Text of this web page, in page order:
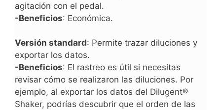
agitación con el pedal.
-Beneficios: Económica.
Versión standard: Permite trazar diluciones y
exportar los datos.
-Beneficios: El rastreo es útil si necesitas
revisar cómo se realizaron las diluciones. Por
ejemplo, al exportar los datos del Dilugent®
Shaker, podrías descubrir que el orden de las